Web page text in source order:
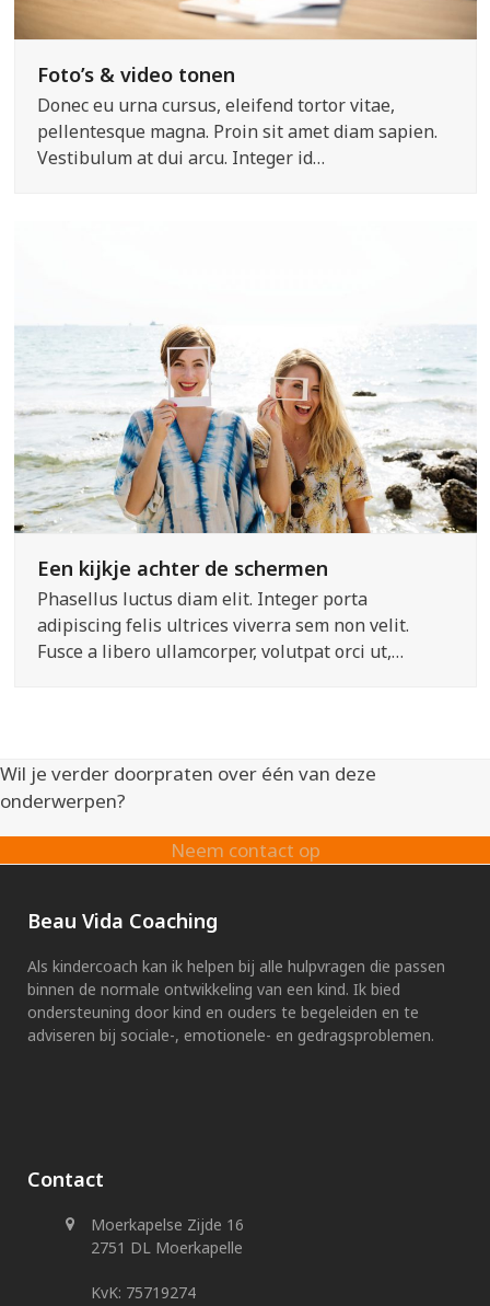
Foto’s & video tonen
Donec eu urna cursus, eleifend tortor vitae,
pellentesque magna. Proin sit amet diam sapien.
Vestibulum at dui arcu. Integer id…
Een kijkje achter de schermen
Phasellus luctus diam elit. Integer porta
adipiscing felis ultrices viverra sem non velit.
Fusce a libero ullamcorper, volutpat orci ut,…
Wil je verder doorpraten over één van deze
onderwerpen?
Neem contact op
Beau Vida Coaching
Als kindercoach kan ik helpen bij alle hulpvragen die passen
binnen de normale ontwikkeling van een kind. Ik bied
ondersteuning door kind en ouders te begeleiden en te
adviseren bij sociale-, emotionele- en gedragsproblemen.
Contact
Moerkapelse Zijde 16
2751 DL Moerkapelle
KvK: 75719274